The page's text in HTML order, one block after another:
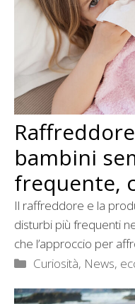
bambini
frequente,
Il raffreddore e la
disturbi più frequenti
che l’approccio per
Categorie
Curiosità, News,